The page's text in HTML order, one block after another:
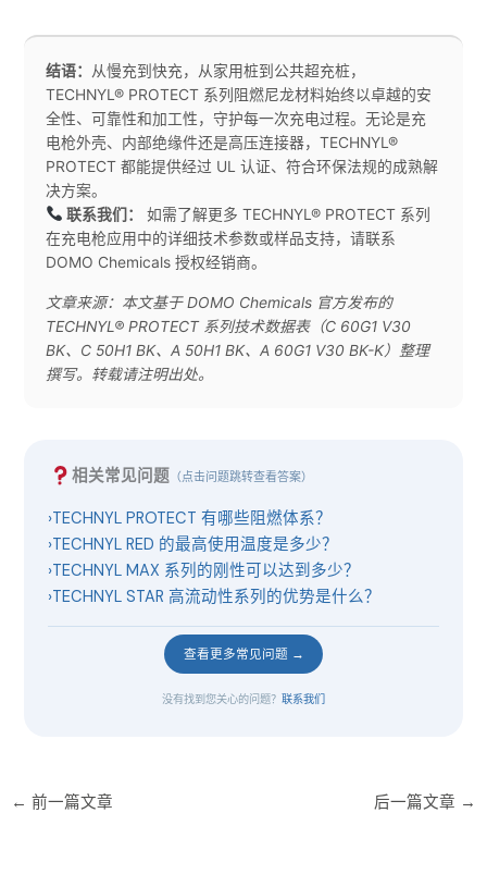
结语： 从慢充到快充，从家用桩到公共超充桩，
TECHNYL® PROTECT 系列阻燃尼龙材料始终以卓越的安
全性、可靠性和加工性，守护每一次充电过程。无论是充
电枪外壳、内部绝缘件还是高压连接器，TECHNYL®
PROTECT 都能提供经过 UL 认证、符合环保法规的成熟解
决方案。
联系我们：
如需了解更多 TECHNYL® PROTECT 系列
在充电枪应用中的详细技术参数或样品支持，请联系
DOMO Chemicals 授权经销商。
文章来源：本文基于 DOMO Chemicals 官方发布的
TECHNYL® PROTECT 系列技术数据表（C 60G1 V30
BK、C 50H1 BK、A 50H1 BK、A 60G1 V30 BK-K）整理
撰写。转载请注明出处。
相关常见问题（点击问题跳转查看答案）
›TECHNYL PROTECT 有哪些阻燃体系？
›TECHNYL RED 的最高使用温度是多少？
›TECHNYL MAX 系列的刚性可以达到多少？
›TECHNYL STAR 高流动性系列的优势是什么？
查看更多常见问题 →
没有找到您关心的问题？ 联系我们
← 前一篇文章 后一篇文章 →